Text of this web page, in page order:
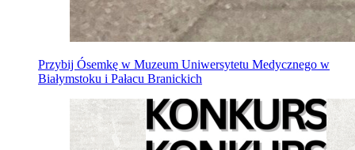
Przybij Ósemkę w Muzeum Uniwersytetu Medycznego w
Białymstoku i Pałacu Branickich